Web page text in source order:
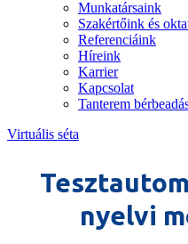
Munkatársaink
Szakértőink és
Referenciáink
Híreink
Karrier
Kapcsolat
Tanterem
Virtuális séta
nyelvi